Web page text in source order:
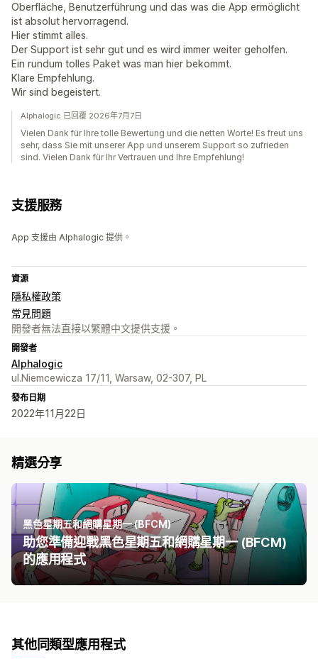
Oberfläche, Benutzerführung und das was die App ermöglicht
ist absolut hervorragend.
Hier stimmt alles.
Der Support ist sehr gut und es wird immer weiter geholfen.
Ein rundum tolles Paket was man hier bekommt.
Klare Empfehlung.
Wir sind begeistert.
Alphalogic 已回覆 2026年7月7日
Vielen Dank für Ihre tolle Bewertung und die netten Worte! Es freut uns
sehr, dass Sie mit unserer App und unserem Support so zufrieden
sind. Vielen Dank für Ihr Vertrauen und Ihre Empfehlung!
支援服務
App 支援由 Alphalogic 提供。
資源
隱私權政策
常見問題
開發者無法直接以繁體中文提供支援。
開發者
Alphalogic
ul.Niemcewicza 17/11, Warsaw, 02-307, PL
發布日期
2022年11月22日
精選分享
黑色星期五和網購星期一 (BFCM)
助您準備迎戰黑色星期五和網購星期一 (BFCM)
的應用程式
其他同類型應用程式